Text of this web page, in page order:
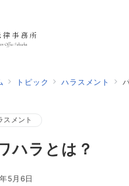
トピック ハラスメント
スメント
ハラとは？
5月6日